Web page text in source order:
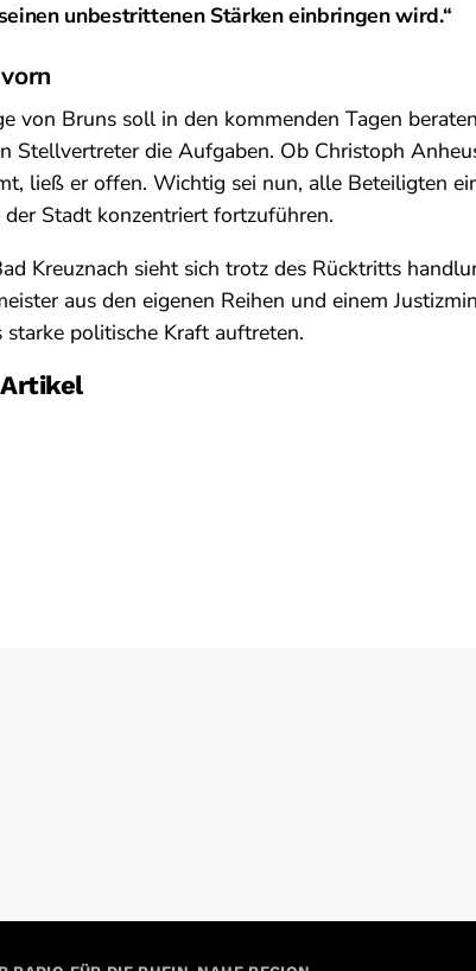
unbestrittenen Stärken einbringen wird.“
von Bruns soll in den kommenden Tagen
Stellvertreter die Aufgaben. Ob Christoph
ließ er offen. Wichtig sei nun, alle Beteiligten
Stadt konzentriert fortzuführen.
Kreuznach sieht sich trotz des Rücktritts
aus den eigenen Reihen und einem
politische Kraft auftreten.